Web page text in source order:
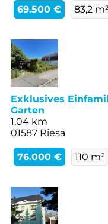
69.500 € 83,2 m²
Exklusives
Garten
1,04 km
01587 Riesa
76.000 € 110 m²